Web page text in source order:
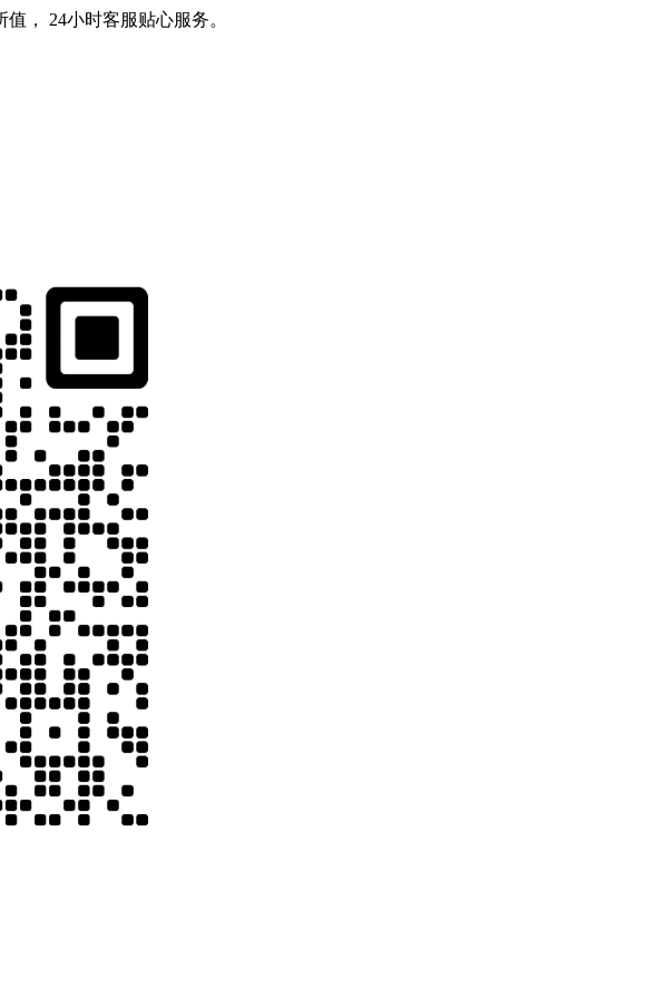
， 24小时客服贴心服务。